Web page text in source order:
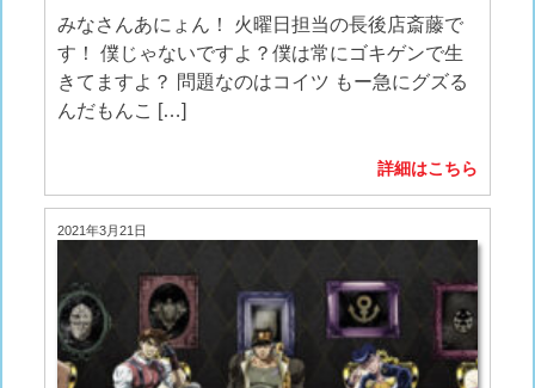
みなさんあにょん！ 火曜日担当の長後店斎藤で
す！ 僕じゃないですよ？僕は常にゴキゲンで生
きてますよ？ 問題なのはコイツ もー急にグズる
んだもんこ […]
詳細はこちら
2021年3月21日